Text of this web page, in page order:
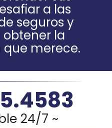
a las
seguros y
la
merece.
24/7 ~